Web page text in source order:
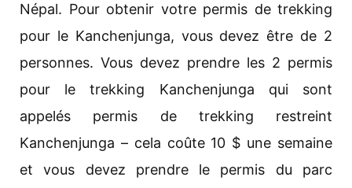
Népal. Pour obtenir votre permis de trekking
pour le Kanchenjunga, vous devez être de 2
personnes. Vous devez prendre les 2 permis
pour le trekking Kanchenjunga qui sont
appelés permis de trekking restreint
Kanchenjunga – cela coûte 10 $ une semaine
et vous devez prendre le permis du parc